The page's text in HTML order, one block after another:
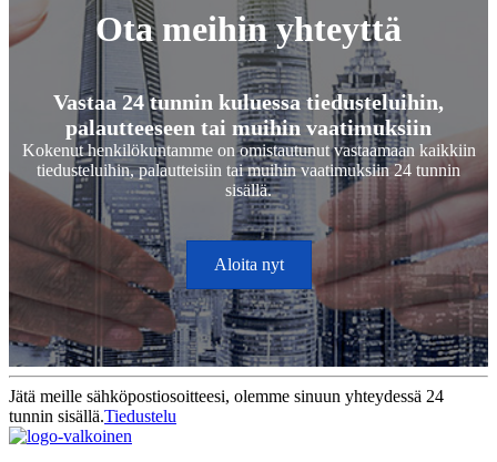
Ota meihin yhteyttä
Vastaa 24 tunnin kuluessa tiedusteluihin,
palautteeseen tai muihin vaatimuksiin
Kokenut henkilökuntamme on omistautunut vastaamaan kaikkiin
tiedusteluihin, palautteisiin tai muihin vaatimuksiin 24 tunnin
sisällä.
Aloita nyt
Jätä meille sähköpostiosoitteesi, olemme sinuun yhteydessä 24
tunnin sisällä.Tiedustelu